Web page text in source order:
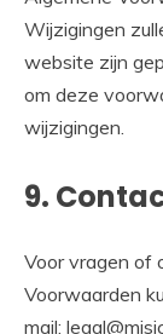
Wijzigingen
website zijn
om deze
wijzigingen.
9.
Voor vragen of
Voorwaarden
mail: